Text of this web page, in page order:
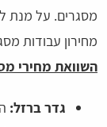
מסגרים. על מנת
מחירון עבודות
השוואת מחירי
גדר ברזל: